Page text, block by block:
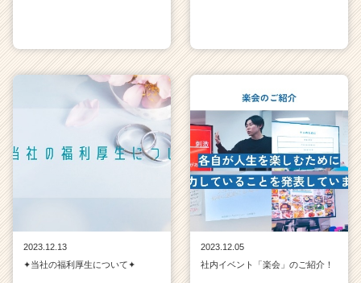
2023.12.13
✦当社の福利厚生について✦
2023.12.05
社内イベント「楽会」のご紹介！